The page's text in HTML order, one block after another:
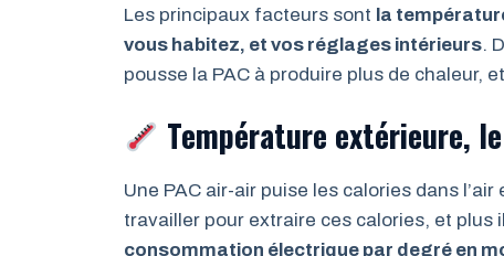
Les principaux facteurs sont la
vous habitez, et vos réglages intérieurs.
pousse la PAC à produire plus de chaleur,
Température extérieure,
Une PAC air-air puise les calories dans
travailler pour extraire ces calories, et plus
consommation électrique par degré en